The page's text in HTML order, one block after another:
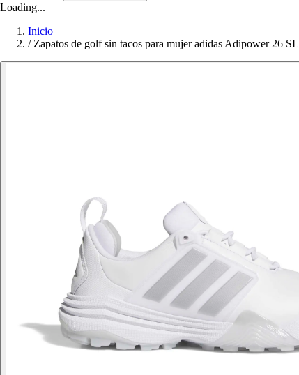
Loading...
Inicio
/ Zapatos de golf sin tacos para mujer adidas Adipower 26 SL